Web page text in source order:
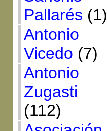
Pallarés (1)
Antonio
Vicedo (7)
Antonio
Zugasti
(112)